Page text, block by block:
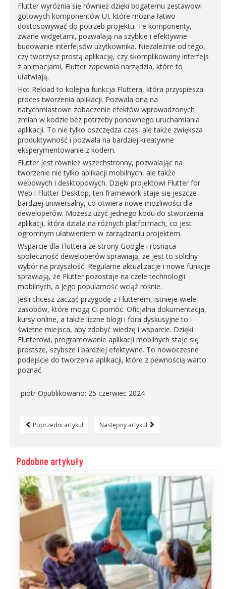
Flutter wyróżnia się również dzięki bogatemu zestawowi
gotowych komponentów UI, które można łatwo
dostosowywać do potrzeb projektu. Te komponenty,
zwane widgetami, pozwalają na szybkie i efektywne
budowanie interfejsów użytkownika. Niezależnie od tego,
czy tworzysz prostą aplikację, czy skomplikowany interfejs
z animacjami, Flutter zapewnia narzędzia, które to
ułatwiają.
Hot Reload to kolejna funkcja Fluttera, która przyspiesza
proces tworzenia aplikacji. Pozwala ona na
natychmiastowe zobaczenie efektów wprowadzonych
zmian w kodzie bez potrzeby ponownego uruchamiania
aplikacji. To nie tylko oszczędza czas, ale także zwiększa
produktywność i pozwala na bardziej kreatywne
eksperymentowanie z kodem.
Flutter jest również wszechstronny, pozwalając na
tworzenie nie tylko aplikacji mobilnych, ale także
webowych i desktopowych. Dzięki projektowi Flutter for
Web i Flutter Desktop, ten framework staje się jeszcze
bardziej uniwersalny, co otwiera nowe możliwości dla
deweloperów. Możesz użyć jednego kodu do stworzenia
aplikacji, która działa na różnych platformach, co jest
ogromnym ułatwieniem w zarządzaniu projektem.
Wsparcie dla Fluttera ze strony Google i rosnąca
społeczność deweloperów sprawiają, że jest to solidny
wybór na przyszłość. Regularne aktualizacje i nowe funkcje
sprawiają, że Flutter pozostaje na czele technologii
mobilnych, a jego popularność wciąż rośnie.
Jeśli chcesz zacząć przygodę z Flutterem, istnieje wiele
zasobów, które mogą Ci pomóc. Oficjalna dokumentacja,
kursy online, a także liczne blogi i fora dyskusyjne to
świetne miejsca, aby zdobyć wiedzę i wsparcie. Dzięki
Flutterowi, programowanie aplikacji mobilnych staje się
prostsze, szybsze i bardziej efektywne. To nowoczesne
podejście do tworzenia aplikacji, które z pewnością warto
poznać.
piotr Opublikowano: 25 czerwiec 2024
Poprzedni artykuł Następny artykuł
Podobne artykuły